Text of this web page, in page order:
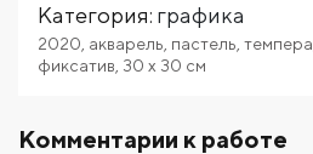
Категория: графика
2020 акварель пастель темпера
фиксатив 30 x 30 см
Комментарии к работе